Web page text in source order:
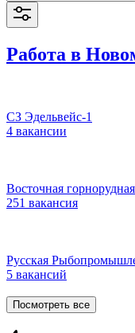
Работа в
СЗ Эдельвейс-1
4 вакансии
Восточная
251 вакансия
Русская
5 вакансий
Посмотреть все